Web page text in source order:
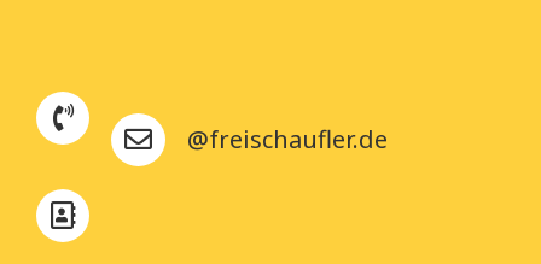
@freischaufler.de